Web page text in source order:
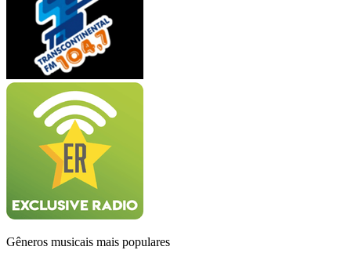
Gêneros musicais mais populares